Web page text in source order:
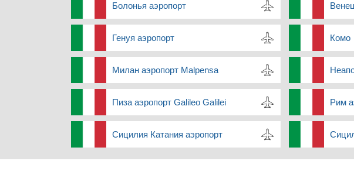
Болонья аэропорт
Генуя аэропорт Комо
Милан аэропорт Malpensa
Пиза аэропорт Galileo Galilei Рим
Сицилия Катания аэропорт